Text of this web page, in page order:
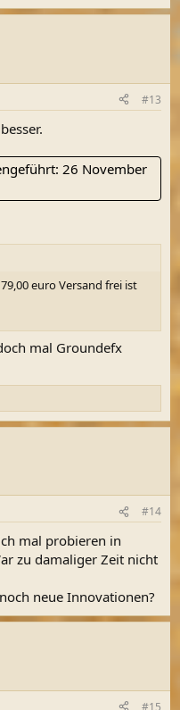
#13
26 November
euro Versand frei ist
mal Groundefx
#14
mal probieren in
zu damaliger Zeit nicht
neue Innovationen?
#15